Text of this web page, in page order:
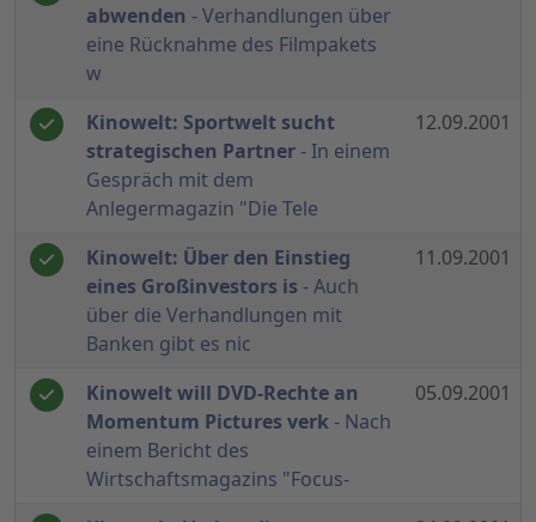
abwenden - Verhandlungen über
eine Rücknahme des Filmpakets
w
Kinowelt: Sportwelt sucht
strategischen Partner- In einem
Gespräch mit dem
Anlegermagazin "Die Tele
12.09.2001
Kinowelt: Über den Einstieg
eines Großinvestors is - Auch
über die Verhandlungen mit
Banken gibt es nic
11.09.2001
Kinowelt will DVD-Rechte an
Momentum Pictures verk- Nach
einem Bericht des
Wirtschaftsmagazins "Focus-
05.09.2001